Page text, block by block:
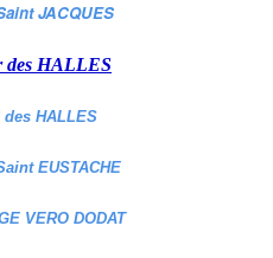
JACQUES
des HALLES
des HALLES
EUSTACHE
VERO DODAT